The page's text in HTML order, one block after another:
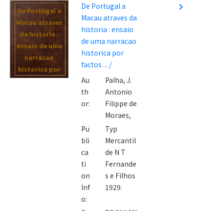
De Portugal a
Macau atraves
da historia :
ensaio de uma
narracao
historica por
factos ... /
De Portugal a
Macau atraves da
historia : ensaio
de uma narracao
historica por
factos ... /
Au
th
or:
Palha, J.
Antonio
Filippe de
Moraes,
Pu
bli
ca
ti
on
Inf
o:
Typ
Mercantil
de N T
Fernande
s e Filhos
1929.
navigate_next